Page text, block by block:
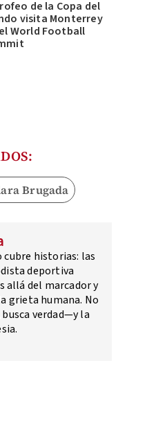
de la Copa del
visita Monterrey
World Football
Brugada
historias: las
deportiva
allá del marcador y
grieta humana. No
busca verdad—y la